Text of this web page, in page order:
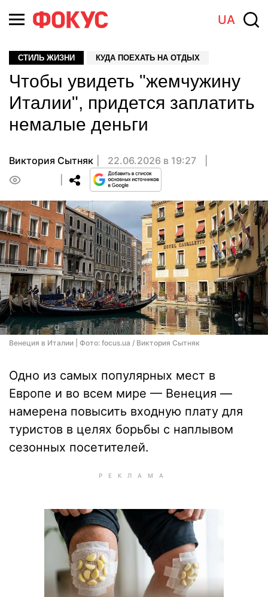
UA
СТИЛЬ ЖИЗНИ КУДА ПОЕХАТЬ НА ОТДЫХ
Чтобы увидеть "жемчужину
Италии", придется заплатить
немалые деньги
Виктория Сытняк
22.06.2026 в 19:27
Венеция в Италии | Фото: focus.ua / Виктория Сытняк
Одно из самых популярных мест в
Европе и во всем мире — Венеция —
намерена повысить входную плату для
туристов в целях борьбы с наплывом
сезонных посетителей.